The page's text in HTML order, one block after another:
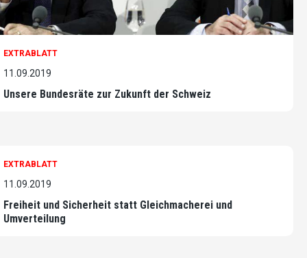
EXTRABLATT
11.09.2019
Unsere Bundesräte zur Zukunft der Schweiz
EXTRABLATT
11.09.2019
Freiheit und Sicherheit statt Gleichmacherei und
Umverteilung